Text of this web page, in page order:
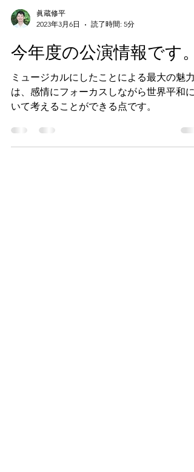
2023年3月6日
読了時間: 5分
今年度の公演情報です。
ミュージカルにしたことによる最大の魅力
は、感情にフォーカスしながら世界平和に
いて考えることができる点です。